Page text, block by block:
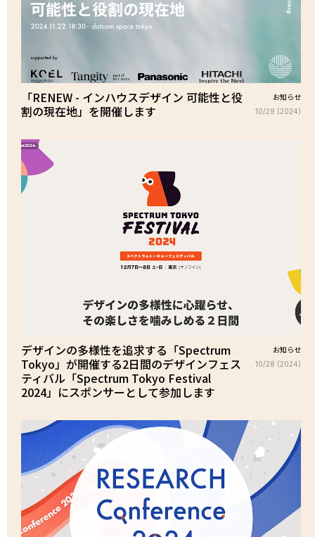
「RENEW - インハウスデザイン 可能性と役
割の現在地」を開催します
お知らせ
10/29 (2024)
デザインの多様性を追求する「Spectrum
Tokyo」が開催する2日間のデザインフェス
ティバル「Spectrum Tokyo Festival
2024」にスポンサーとして参加します
お知らせ
10/28 (2024)